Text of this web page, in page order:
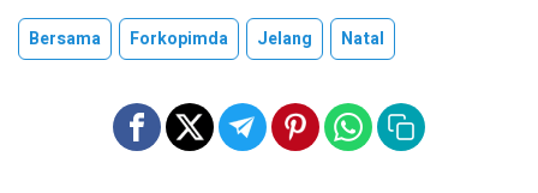
Bersama Forkopimda Jelang Natal